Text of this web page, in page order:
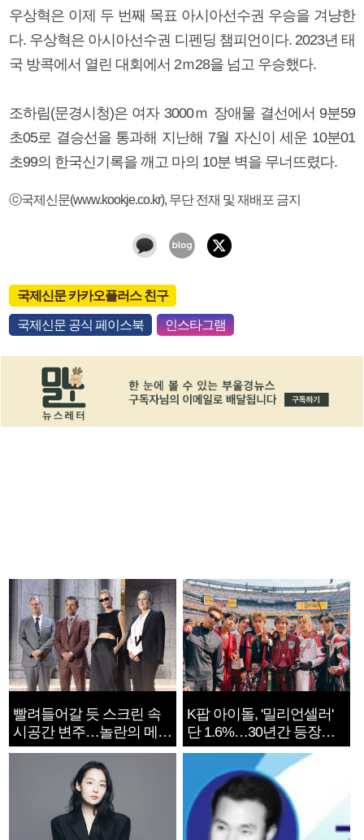
우상혁은 이제 두 번째 목표 아시아선수권 우승을 겨냥한
다. 우상혁은 아시아선수권 디펜딩 챔피언이다. 2023년 태
국 방콕에서 열린 대회에서 2ｍ28을 넘고 우승했다.
조하림(문경시청)은 여자 3000ｍ 장애물 결선에서 9분59
초05로 결승선을 통과해 지난해 7월 자신이 세운 10분01
초99의 한국신기록을 깨고 마의 10분 벽을 무너뜨렸다.
ⓒ국제신문(www.kookje.co.kr), 무단 전재 및 재배포 금지
국제신문 카카오플러스 친구
국제신문 공식 페이스북 인스타그램
빨려들어갈 듯 스크린 속
시공간 변주…놀란의 메시
지는 ‘전쟁 속죄’
K팝 아이돌, '밀리언셀러'
단 1.6%…30년간 등장
1182개팀 전수조사